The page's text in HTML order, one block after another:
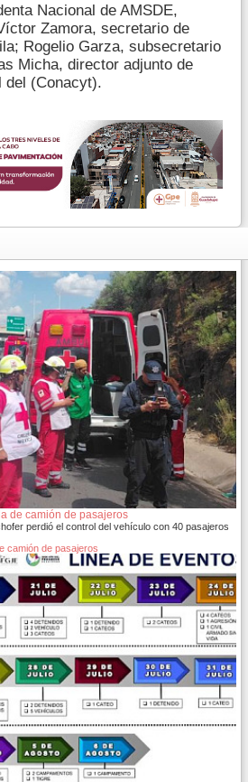
Nacional de AMSDE,
Zamora, secretario de
Rogelio Garza, subsecretario
Micha, director adjunto de
del (Conacyt).
de camión de pasajeros
perdió el control del vehículo con 40 pasajeros
camión de pasajeros